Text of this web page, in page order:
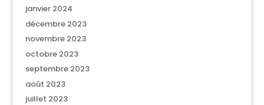
janvier 2024
décembre 2023
novembre 2023
octobre 2023
septembre 2023
août 2023
juillet 2023